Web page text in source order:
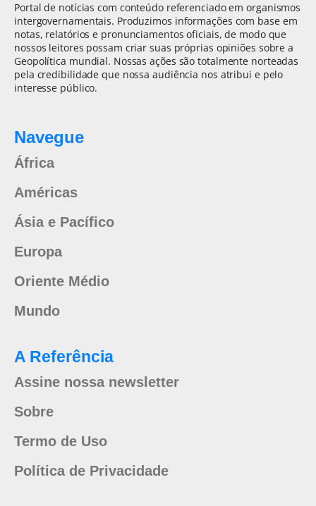
Portal de notícias com conteúdo referenciado em organismos
intergovernamentais. Produzimos informações com base em
notas, relatórios e pronunciamentos oficiais, de modo que
nossos leitores possam criar suas próprias opiniões sobre a
Geopolítica mundial. Nossas ações são totalmente norteadas
pela credibilidade que nossa audiência nos atribui e pelo
interesse público.
Navegue
África
Américas
Ásia e Pacífico
Europa
Oriente Médio
Mundo
A Referência
Assine nossa newsletter
Sobre
Termo de Uso
Política de Privacidade